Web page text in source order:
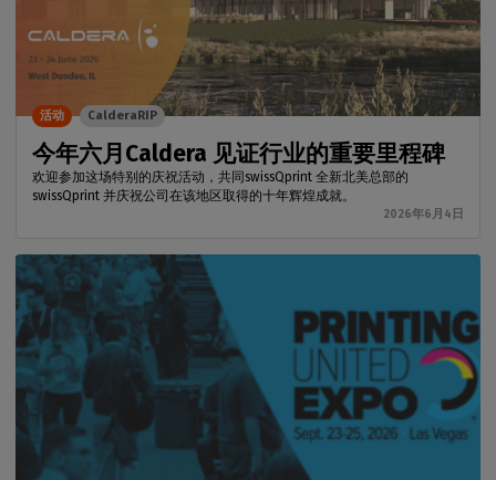
今年六月Caldera 见证行业的重要里程碑
欢迎参加这场特别的庆祝活动，共同swissQprint 全新北美总部的
swissQprint 并庆祝公司在该地区取得的十年辉煌成就。
2026年6月4日
活动 CalderaRIP